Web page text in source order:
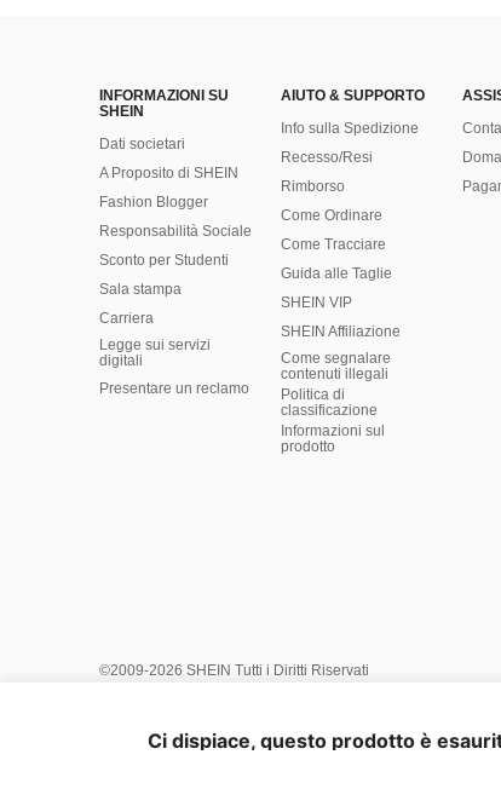
INFORMAZIONI SU
SHEIN
Dati societari
A Proposito di SHEIN
Fashion Blogger
Responsabilità Sociale
Sconto per Studenti
Sala stampa
Carriera
Legge sui servizi
digitali
Presentare un reclamo
AIUTO & SUPPORTO
Info sulla Spedizione
Recesso/Resi
Rimborso
Come Ordinare
Come Tracciare
Guida alle Taglie
SHEIN VIP
SHEIN Affiliazione
Come segnalare
contenuti illegali
Politica di
classificazione
​Informazioni sul
prodotto
©2009-2026 SHEIN Tutti i Diritti Riservati
Sistema di raccomandazione e impostazioni personalizzate
Ci dispiace, questo prodotto è